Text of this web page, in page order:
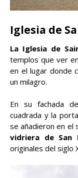
Iglesia de
La Iglesia de
templos que ver
en el lugar donde
un milagro.
En su fachada
cuadrada y la
se añadieron en el
vidriera de San
originales del siglo